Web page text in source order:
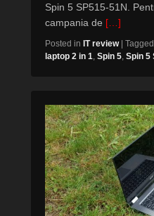
Spin 5 SP515-51N.
campania de […]
Posted in IT review | Tagged
laptop 2 in 1 Spin 5 Spin 5